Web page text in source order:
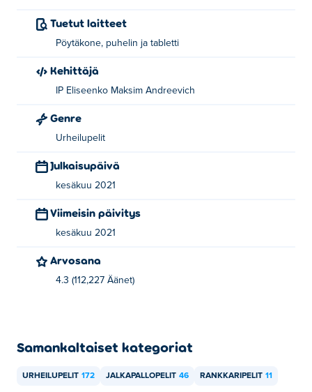
Tuetut laitteet
Pöytäkone, puhelin ja tabletti
Kehittäjä
IP Eliseenko Maksim Andreevich
Genre
Urheilupelit
Julkaisupäivä
kesäkuu 2021
Viimeisin päivitys
kesäkuu 2021
Arvosana
4.3 (112,227 Äänet)
Samankaltaiset kategoriat
URHEILUPELIT 172 JALKAPALLOPELIT 46 RANKKARIPELIT 11